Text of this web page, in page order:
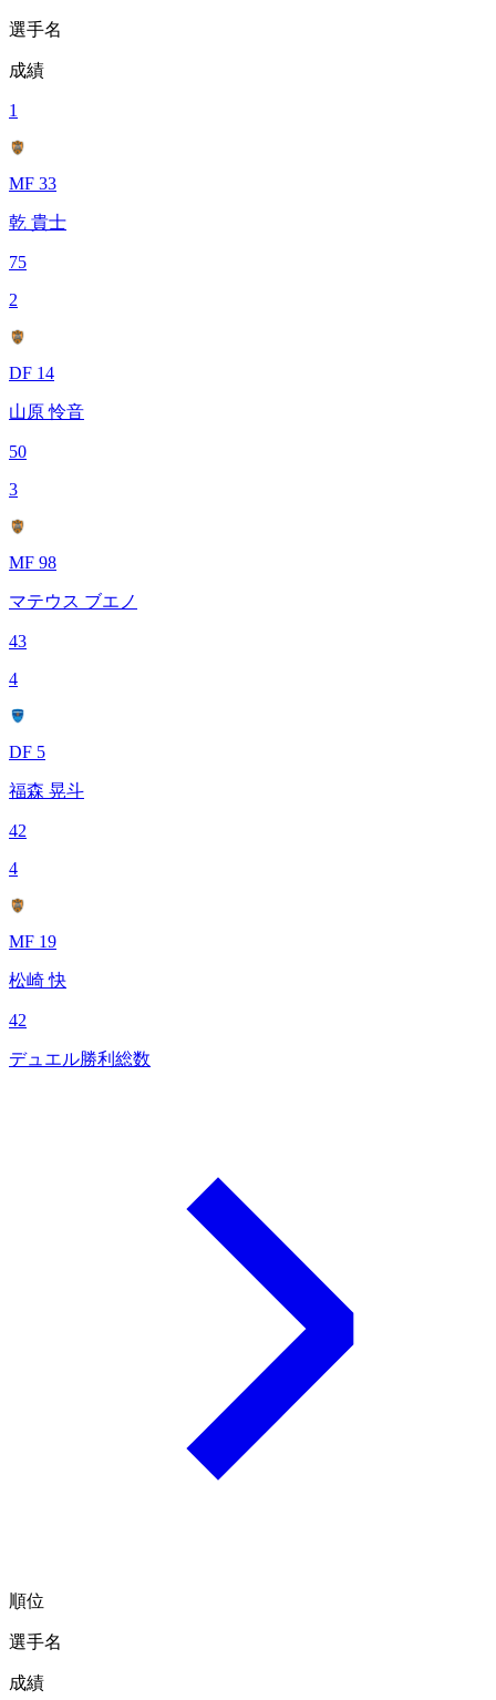
選手名
成績
1
MF 33
乾 貴士
75
2
DF 14
山原 怜音
50
3
MF 98
マテウス ブエノ
43
4
DF 5
福森 晃斗
42
4
MF 19
松崎 快
42
デュエル勝利総数
順位
選手名
成績